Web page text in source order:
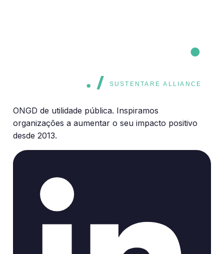
SUSTENTARE ALLIANCE
ONGD de utilidade pública. Inspiramos
organizações a aumentar o seu impacto positivo
desde 2013.